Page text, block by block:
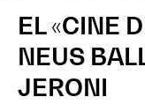
EL «CINE
NEUS
JERONI